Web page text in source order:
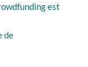
est
de